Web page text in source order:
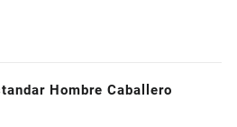
Hombre Caballero